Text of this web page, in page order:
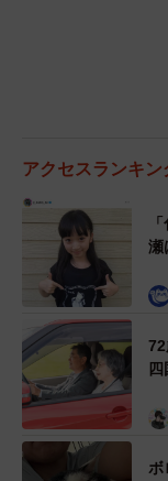
アクセスランキン
瀬
雰
憩
ボ